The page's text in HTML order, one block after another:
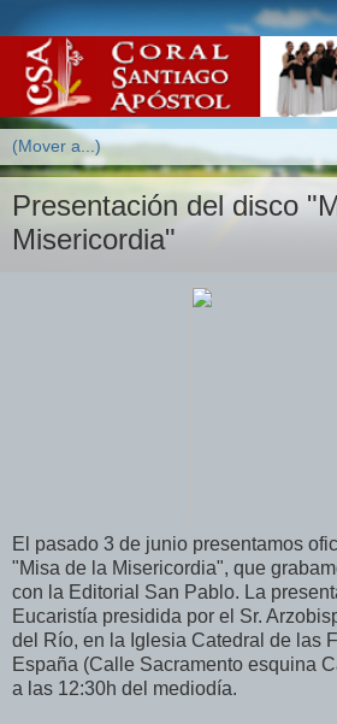
Presentación del disco
Misericordia"
El pasado 3 de junio presentamos
"Misa de la Misericordia", que
con la Editorial San Pablo. La
Eucaristía presidida por el Sr.
del Río, en la Iglesia Catedral de las
España (Calle Sacramento esquina
a las 12:30h del mediodía.